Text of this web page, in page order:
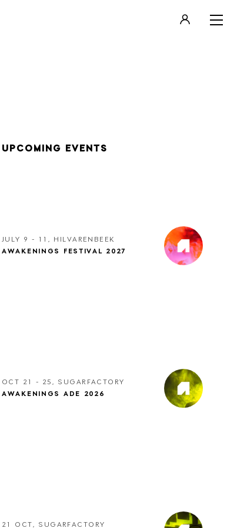
UPCOMING EVENTS
JULY 9 - 11, HILVARENBEEK
AWAKENINGS FESTIVAL 2027
OCT 21 - 25, SUGARFACTORY
AWAKENINGS ADE 2026
21 OCT, SUGARFACTORY